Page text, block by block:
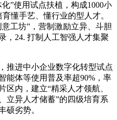
”使用试点扶植，构成1000小
懂手艺、懂行业的型人才。
工坊”，营制激励立异、斗胆
，24. 打制人工智强人才集聚
进中小企业数字化转型试点
能体等使用普及率超90%，率
区内，建立“精采人才领航、
立异人才储蓄”的四级培育系
硕劣势。